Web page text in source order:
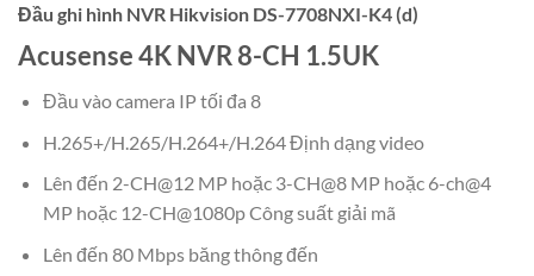
Đầu ghi hình NVR Hikvision DS-7708NXI-K4 (d)
Acusense 4K NVR 8-CH 1.5UK
Đầu vào camera IP tối đa 8
H.265+/H.265/H.264+/H.264 Định dạng video
Lên đến 2-CH@12 MP hoặc 3-CH@8 MP hoặc 6-ch@4
MP hoặc 12-CH@1080p Công suất giải mã
Lên đến 80 Mbps băng thông đến